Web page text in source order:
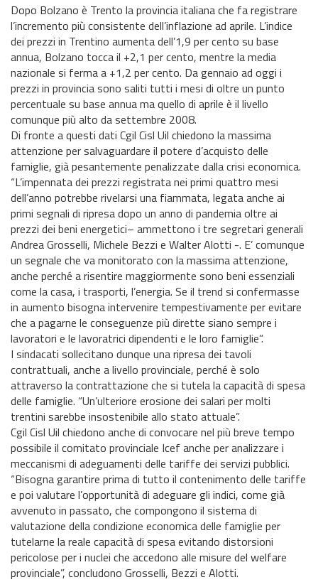
Dopo Bolzano è Trento la provincia italiana che fa registrare
l’incremento più consistente dell’inflazione ad aprile. L’indice
dei prezzi in Trentino aumenta dell’1,9 per cento su base
annua, Bolzano tocca il +2,1 per cento, mentre la media
nazionale si ferma a +1,2 per cento. Da gennaio ad oggi i
prezzi in provincia sono saliti tutti i mesi di oltre un punto
percentuale su base annua ma quello di aprile è il livello
comunque più alto da settembre 2008.
Di fronte a questi dati Cgil Cisl Uil chiedono la massima
attenzione per salvaguardare il potere d’acquisto delle
famiglie, già pesantemente penalizzate dalla crisi economica.
“L’impennata dei prezzi registrata nei primi quattro mesi
dell’anno potrebbe rivelarsi una fiammata, legata anche ai
primi segnali di ripresa dopo un anno di pandemia oltre ai
prezzi dei beni energetici– ammettono i tre segretari generali
Andrea Grosselli, Michele Bezzi e Walter Alotti -. E’ comunque
un segnale che va monitorato con la massima attenzione,
anche perché a risentire maggiormente sono beni essenziali
come la casa, i trasporti, l’energia. Se il trend si confermasse
in aumento bisogna intervenire tempestivamente per evitare
che a pagarne le conseguenze più dirette siano sempre i
lavoratori e le lavoratrici dipendenti e le loro famiglie”.
I sindacati sollecitano dunque una ripresa dei tavoli
contrattuali, anche a livello provinciale, perché è solo
attraverso la contrattazione che si tutela la capacità di spesa
delle famiglie. “Un’ulteriore erosione dei salari per molti
trentini sarebbe insostenibile allo stato attuale”.
Cgil Cisl Uil chiedono anche di convocare nel più breve tempo
possibile il comitato provinciale Icef anche per analizzare i
meccanismi di adeguamenti delle tariffe dei servizi pubblici.
“Bisogna garantire prima di tutto il contenimento delle tariffe
e poi valutare l’opportunità di adeguare gli indici, come già
avvenuto in passato, che compongono il sistema di
valutazione della condizione economica delle famiglie per
tutelarne la reale capacità di spesa evitando distorsioni
pericolose per i nuclei che accedono alle misure del welfare
provinciale”, concludono Grosselli, Bezzi e Alotti.